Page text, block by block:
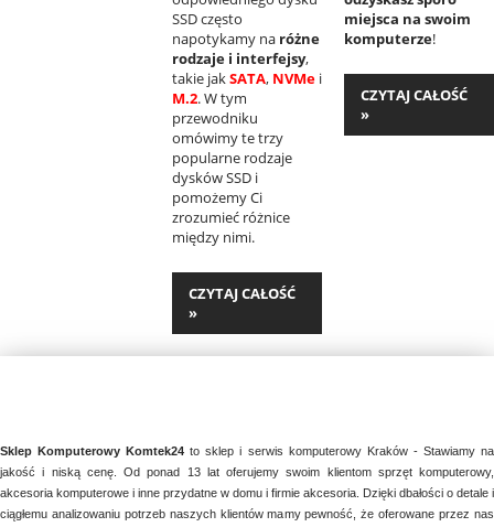
SSD często
napotykamy na różne
rodzaje i interfejsy,
takie jakSATA, NVMe i
M.2. W tym
przewodniku
omówimy te trzy
popularne rodzaje
dysków SSD i
pomożemy Ci
zrozumieć różnice
między nimi.
CZYTAJ CAŁOŚĆ
»
miejsca na swoim
komputerze!
CZYTAJ CAŁOŚĆ
»
Sklep Komputerowy Komtek24 to sklep i serwis komputerowy Kraków - Stawiamy na
jakość i niską cenę. Od ponad 13 lat oferujemy swoim klientom sprzęt komputerowy,
akcesoria komputerowe i inne przydatne w domu i firmie akcesoria. Dzięki dbałości o detale i
ciągłemu analizowaniu potrzeb naszych klientów mamy pewność, że oferowane przez nas